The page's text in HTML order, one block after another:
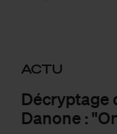
ACTU
Décryptage
Danone :